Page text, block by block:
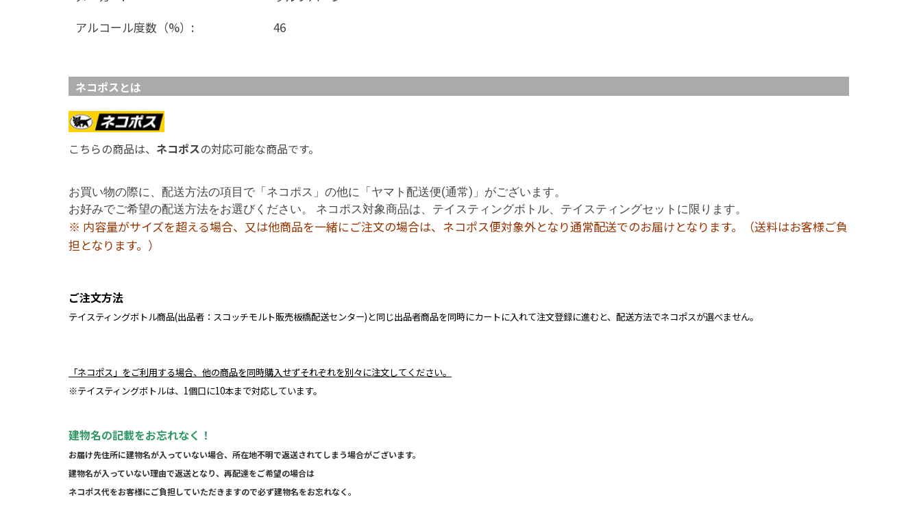
アルコール度数（%）:
46
ネコポスとは
こちらの商品は、 ネコポスの対応可能な商品です。
お買い物の際に、配送方法の項目で「ネコポス」の他に「ヤマト配送便(通常)」がございます。
お好みでご希望の配送方法をお選びください。 ネコポス対象商品は、テイスティングボトル、テイスティングセットに限ります。
※ 内容量がサイズを超える場合、又は他商品を一緒にご注文の場合は、ネコポス便対象外となり通常配送でのお届けとなります。（送料はお客様ご負
担となります。）
ご注文方法
テイスティングボトル商品(出品者：スコッチモルト販売板橋配送センター)と同じ出品者商品を同時にカートに入れて注文登録に進むと、配送方法でネコポスが選べません。
「ネコポス」をご利用する場合、他の商品を同時購入せずそれぞれを別々に注文してください。
※テイスティングボトルは、1個口に10本まで対応しています。
建物名の記載をお忘れなく！
お届け先住所に建物名が入っていない場合、所在地不明で返送されてしまう場合がございます。
建物名が入っていない理由で返送となり、再配達をご希望の場合は
ネコポス代をお客様にご負担していただきますので必ず建物名をお忘れなく。